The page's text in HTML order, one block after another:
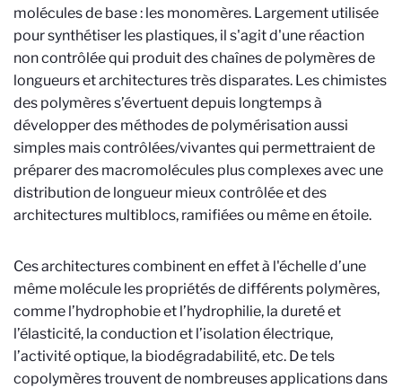
molécules de base : les monomères. Largement utilisée
pour synthétiser les plastiques, il s'agit d'une réaction
non contrôlée qui produit des chaînes de polymères de
longueurs et architectures très disparates. Les chimistes
des polymères s’évertuent depuis longtemps à
développer des méthodes de polymérisation aussi
simples mais contrôlées/vivantes qui permettraient de
préparer des macromolécules plus complexes avec une
distribution de longueur mieux contrôlée et des
architectures multiblocs, ramifiées ou même en étoile.
Ces architectures combinent en effet à l'échelle d’une
même molécule les propriétés de différents polymères,
comme l’hydrophobie et l’hydrophilie, la dureté et
l’élasticité, la conduction et l’isolation électrique,
l’activité optique, la biodégradabilité, etc. De tels
copolymères trouvent de nombreuses applications dans